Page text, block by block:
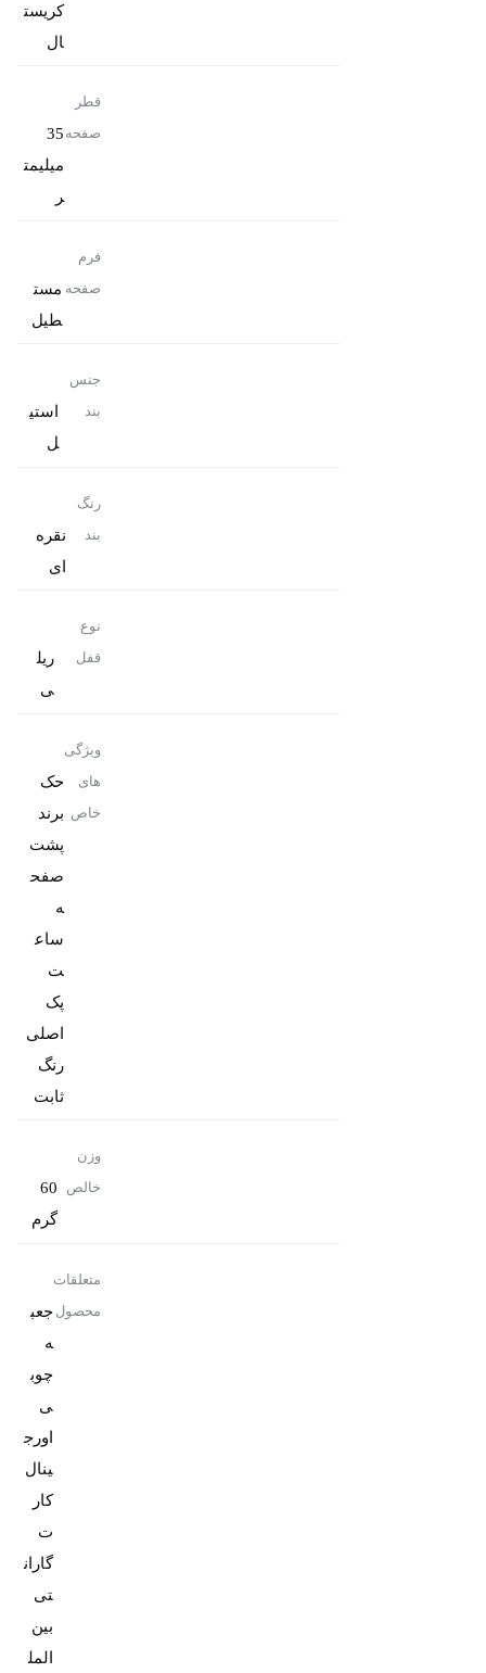
کریست
ال
قطر
صفحه 35
میلیمت
ر
فرم
صفحه مست
طیل
جنس
بند
استی
ل
رنگ
بند
نقره
ای
نوع
قفل
ریل
ی
ویژگی
های
خاص
حک
برند
پشت
صفح
ه
ساع
پک
رنگ
ثابت
وزن
خالص
60
گرم
متعلقات
محصول جعب
ه
چوب
ی
اورج
کار
ت
گاران
تی
بین
المل